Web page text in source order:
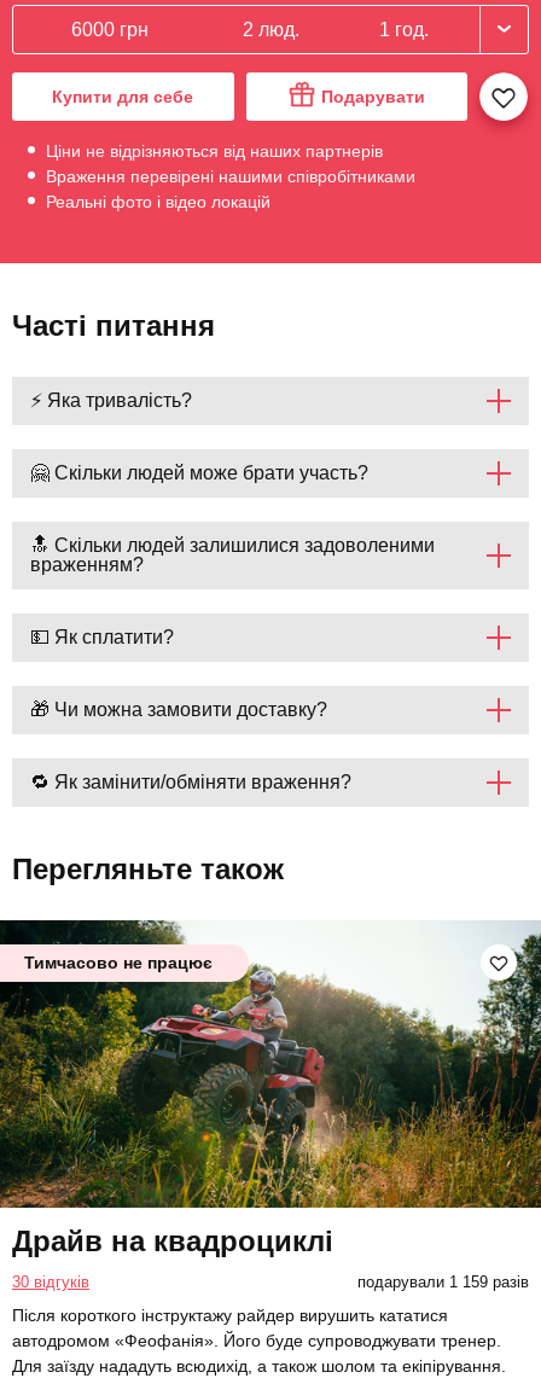
6000 грн 2 люд. 1 год.
Купити для себе Подарувати
Ціни не відрізняються від наших партнерів
Враження перевірені нашими співробітниками
Реальні фото і відео локацій
Часті питання
⚡ Яка тривалість?
🤗 Скільки людей може брати участь?
🔝 Скільки людей залишилися задоволеними
враженням?
💵 Як сплатити?
🎁 Чи можна замовити доставку?
🔁 Як замінити/обміняти враження?
Перегляньте також
Тимчасово не працює
Драйв на квадроциклі
30 відгуків подарували 1 159 разів
Після короткого інструктажу райдер вирушить кататися
автодромом «Феофанія». Його буде супроводжувати тренер.
Для заїзду нададуть всюдихід, а також шолом та екіпірування.